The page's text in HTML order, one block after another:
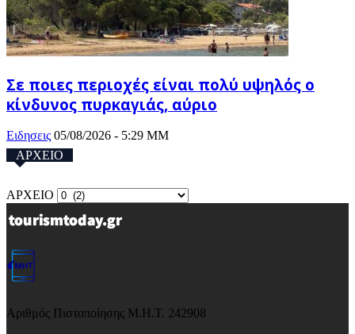
Σε ποιες περιοχές είναι πολύ υψηλός o
κίνδυνος πυρκαγιάς, αύριο
Ειδησεις 05/08/2026 - 5:29 ΜΜ
ΑΡΧΕΙΟ
ΑΡΧΕΙΟ
Αριθμός Πιστοποίησης Μ.Η.Τ. 242908